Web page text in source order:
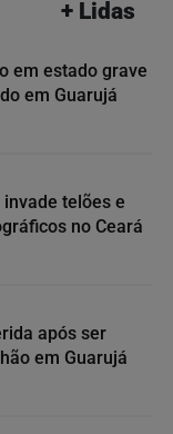
+ Lidas
em estado grave
em Guarujá
telões e
no Ceará
após ser
em Guarujá